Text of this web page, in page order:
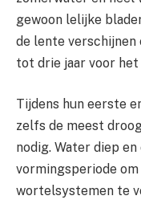
gewoon lelijke
de lente verschijnen
tot drie jaar voor
Tijdens hun eerste
zelfs de meest
nodig. Water diep
vormingsperiode
wortelsystemen te